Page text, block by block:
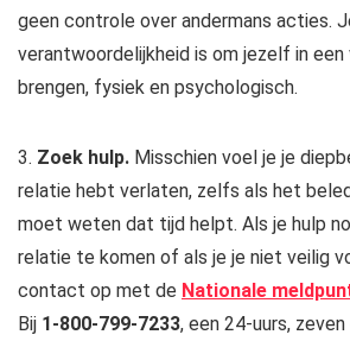
geen controle over andermans acties.
verantwoordelijkheid is om jezelf in
brengen, fysiek en psychologisch.
3. Zoek hulp. Misschien voel je je
relatie hebt verlaten, zelfs als het
moet weten dat tijd helpt. Als je hulp
relatie te komen of als je je niet veilig
contact op met de Nationale
Bij 1-800-799-7233, een 24-uurs,